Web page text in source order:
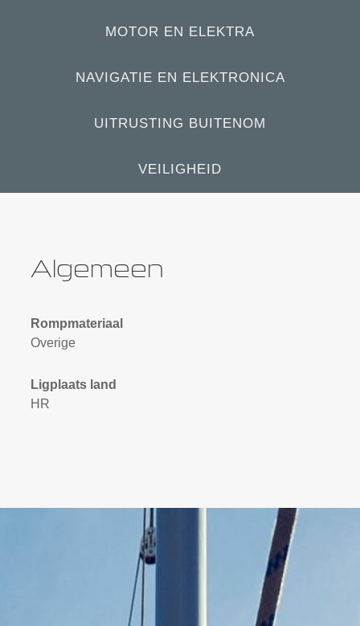
Algemeen
Rompmateriaal
Overige
Ligplaats land
HR
MOTOR EN ELEKTRA
NAVIGATIE EN ELEKTRONICA
UITRUSTING BUITENOM
VEILIGHEID